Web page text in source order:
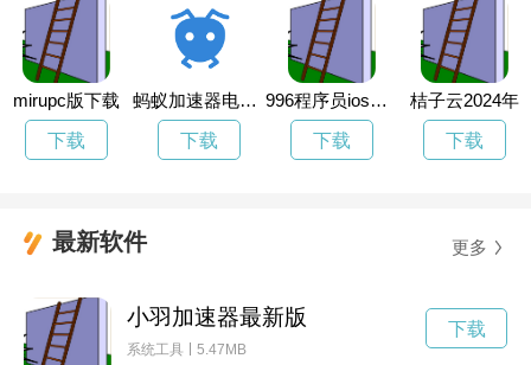
mirupc版下载
下载
蚂蚁加速器电脑版下载
下载
996程序员ios下载
下载
桔子云2024年
下载
最新软件 更多
小羽加速器最新版
系统工具 5.47MB
下载